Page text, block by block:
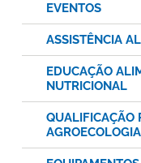
EVENTOS
ASSISTÊNCIA
EDUCAÇÃO
NUTRICIONAL
QUALIFICAÇÃO